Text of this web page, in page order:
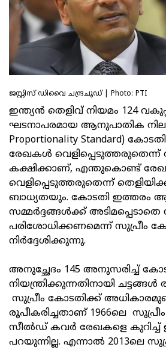
ജസ്റ്റിസ് ഡിവൈ ചന്ദ്രചൂഡ് | Photo: PTI
ഇന്ത്യന്‍ തെളിവ് നിയമം 124
ഘടനാപരമായ ആനുപാതിക
Proportionality Standard)
രേഖകള്‍ വെളിപ്പെടുത്തരുതെന്ന്
കക്ഷിക്കാണ്, എന്തുകൊണ്ട് രേഖ
വെളിപ്പെടുത്തരുതെന്ന്
ബാധ്യതയും. കോടതി ഇത്തരം
സമ്മര്‍ദ്ദങ്ങള്‍ക്ക്
പരിശോധിക്കണമെന്ന് സുപ്രീം
നിര്‍ദ്ദേശിക്കുന്നു.
അനുച്ഛേദം 145 അനുസരിച്ച്
നിയന്ത്രിക്കുന്നതിനായി
സുപ്രീം കോടതിക്ക്
രൂപീകരിച്ചതാണ് 1966ലെ
സീല്‍ഡ് കവര്‍ രേഖകളെ കുറിച്ച്
പറയുന്നില്ല. എന്നാല്‍ 2013ലെ